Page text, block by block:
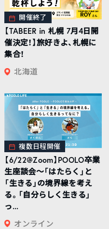
開催終了
【TABEER in 札幌 7月4日開
催決定！】旅好きよ、札幌に
集合！
北海道
複数日程開催
【6/22@Zoom】POOLO卒業
生座談会〜「はたらく」と
「生きる」の境界線を考え
る。「自分らしく生きる」
っ...
オンライン